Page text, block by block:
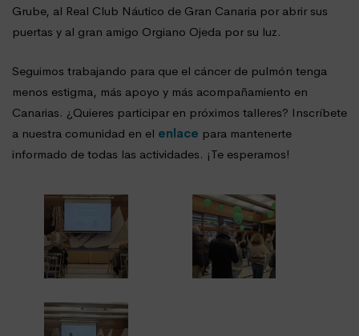
Grube, al Real Club Náutico de Gran Canaria por abrir sus
puertas y al gran amigo Orgiano Ojeda por su luz.
Seguimos trabajando para que el cáncer de pulmón tenga
menos estigma, más apoyo y más acompañamiento en
Canarias. ¿Quieres participar en próximos talleres? Inscríbete
a nuestra comunidad en el enlace para mantenerte
informado de todas las actividades. ¡Te esperamos!